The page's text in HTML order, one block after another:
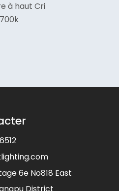
16,5 pieds à
pour les
6e No818 East